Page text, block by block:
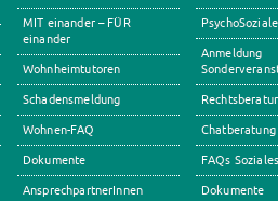
MIT einander – FÜR
einander
Wohnheimtutoren
Schadensmeldung
Wohnen-FAQ
Dokumente
AnsprechpartnerInnen
Anmeldung
Chatberatung
FAQs
Dokumente